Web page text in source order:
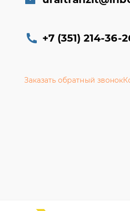
+7 (351) 214-36-
Заказать обратный звонок